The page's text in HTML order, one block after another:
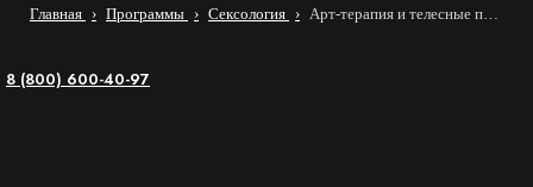
8 (800) 600-40-97
Главная Программы Сексология Арт-терапия и телесные практики